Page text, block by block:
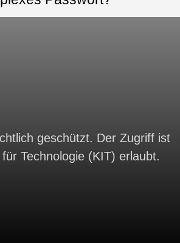
geschützt. Der Zugriff ist
Technologie (KIT) erlaubt.